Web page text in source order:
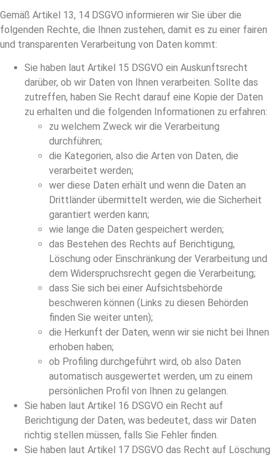
Gemäß Artikel 13, 14 DSGVO informieren wir Sie über die
folgenden Rechte, die Ihnen zustehen, damit es zu einer fairen
und transparenten Verarbeitung von Daten kommt:
Sie haben laut Artikel 15 DSGVO ein Auskunftsrecht
darüber, ob wir Daten von Ihnen verarbeiten. Sollte das
zutreffen, haben Sie Recht darauf eine Kopie der Daten
zu erhalten und die folgenden Informationen zu erfahren:
zu welchem Zweck wir die Verarbeitung
durchführen;
die Kategorien, also die Arten von Daten, die
verarbeitet werden;
wer diese Daten erhält und wenn die Daten an
Drittländer übermittelt werden, wie die Sicherheit
garantiert werden kann;
wie lange die Daten gespeichert werden;
das Bestehen des Rechts auf Berichtigung,
Löschung oder Einschränkung der Verarbeitung und
dem Widerspruchsrecht gegen die Verarbeitung;
dass Sie sich bei einer Aufsichtsbehörde
beschweren können (Links zu diesen Behörden
finden Sie weiter unten);
die Herkunft der Daten, wenn wir sie nicht bei Ihnen
erhoben haben;
ob Profiling durchgeführt wird, ob also Daten
automatisch ausgewertet werden, um zu einem
persönlichen Profil von Ihnen zu gelangen.
Sie haben laut Artikel 16 DSGVO ein Recht auf
Berichtigung der Daten, was bedeutet, dass wir Daten
richtig stellen müssen, falls Sie Fehler finden.
Sie haben laut Artikel 17 DSGVO das Recht auf Löschung